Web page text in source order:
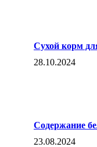
Сухой корм
28.10.2024
Содержание
23.08.2024